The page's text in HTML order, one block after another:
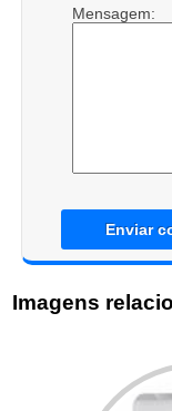
Mensagem:
Enviar
Imagens